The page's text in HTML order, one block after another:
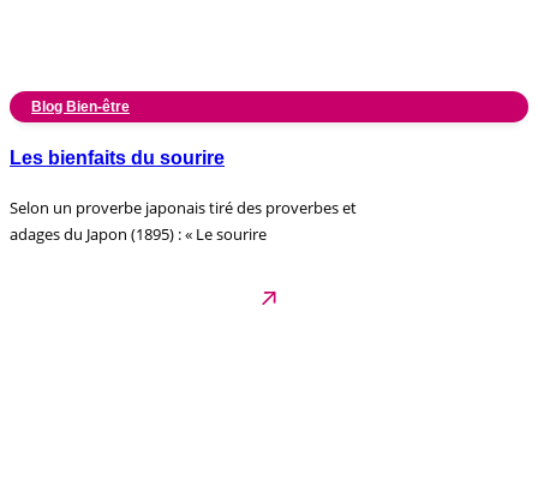
Blog Bien-être
Les bienfaits du sourire
Selon un proverbe japonais tiré des proverbes et
adages du Japon (1895) : « Le sourire